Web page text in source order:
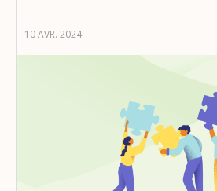
10 AVR. 2024